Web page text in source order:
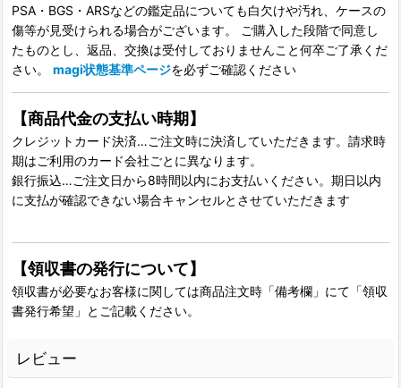
PSA・BGS・ARSなどの鑑定品についても白欠けや汚れ、ケースの
傷等が見受けられる場合がございます。 ご購入した段階で同意し
たものとし、返品、交換は受付しておりませんこと何卒ご了承くだ
さい。 magi状態基準ページを必ずご確認ください
【商品代金の支払い時期】
クレジットカード決済…ご注文時に決済していただきます。請求時
期はご利用のカード会社ごとに異なります。
銀行振込…ご注文日から8時間以内にお支払いください。期日以内
に支払が確認できない場合キャンセルとさせていただきます
【領収書の発行について】
領収書が必要なお客様に関しては商品注文時「備考欄」にて「領収
書発行希望」とご記載ください。
レビュー